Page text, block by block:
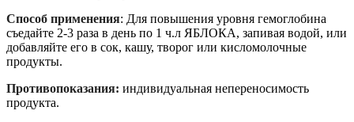
Способ применения: Для повышения уровня гемоглобина
съедайте 2-3 раза в день по 1 ч.л ЯБЛОКА, запивая водой, или
добавляйте его в сок, кашу, творог или кисломолочные
продукты.
Противопоказания: индивидуальная непереносимость
продукта.